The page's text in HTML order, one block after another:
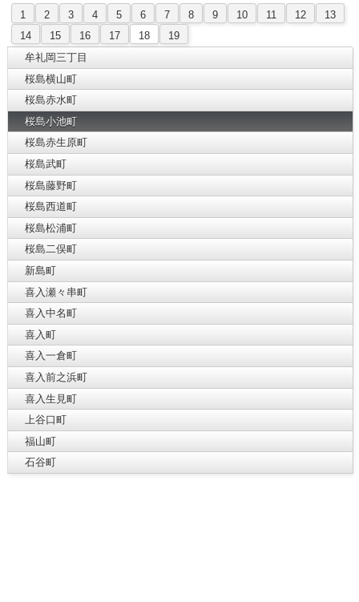
1 2 3 4 5 6 7 8 9 10 11 12
13
14
15 16 17 18
19
牟礼岡三丁目
桜島横山町
桜島赤水町
桜島小池町
桜島赤生原町
桜島武町
桜島藤野町
桜島西道町
桜島松浦町
桜島二俣町
新島町
喜入瀬々串町
喜入中名町
喜入町
喜入一倉町
喜入前之浜町
喜入生見町
上谷口町
福山町
石谷町